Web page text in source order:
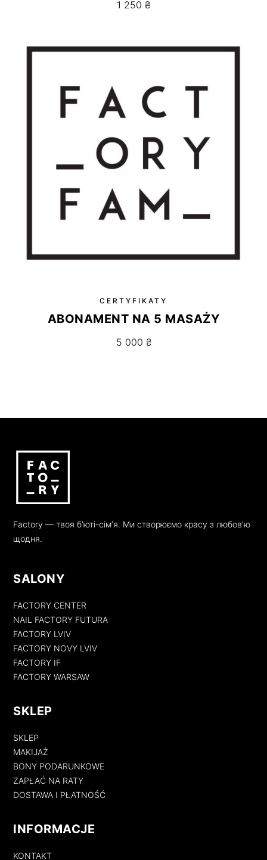
1 250 ₴
CERTYFIKATY
ABONAMENT NA 5 MASAŻY
5 000 ₴
Factory — твоя бʼюті-сімʼя. Ми створюємо красу з любовʼю
щодня.
SALONY
FACTORY CENTER
NAIL FACTORY FUTURA
FACTORY LVIV
FACTORY NOVY LVIV
FACTORY IF
FACTORY WARSAW
SKLEP
SKLEP
MAKIJAŻ
BONY PODARUNKOWE
ZAPŁAĆ NA RATY
DOSTAWA I PŁATNOŚĆ
INFORMACJE
KONTAKT